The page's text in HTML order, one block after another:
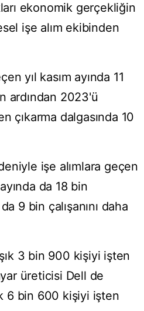
ekonomik gerçekliğin
işe alım ekibinden
yıl kasım ayında 11
ardından 2023'ü
çıkarma dalgasında 10
işe alımlara geçen
da 18 bin
9 bin çalışanını daha
3 bin 900 kişiyi işten
üreticisi Dell de
6 bin 600 kişiyi işten